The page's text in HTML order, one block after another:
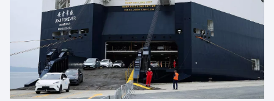
Lista con las canciones que sonarán en el
concierto de The Corrs en Castrelos